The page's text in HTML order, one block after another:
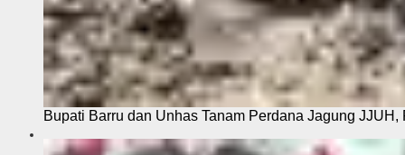
Bupati Barru dan Unhas Tanam Perdana Jagung